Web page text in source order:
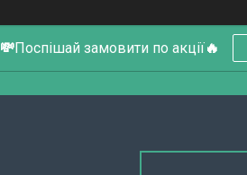
💸Поспішай замовити по акції🔥